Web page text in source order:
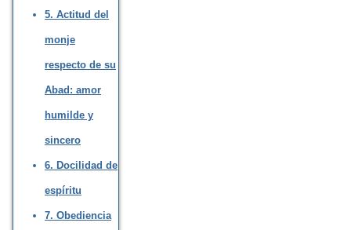
5. Actitud del
monje
respecto de su
Abad: amor
humilde y
sincero
6. Docilidad de
espíritu
7. Obediencia